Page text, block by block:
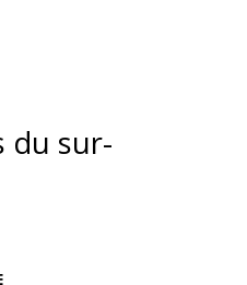
du sur-